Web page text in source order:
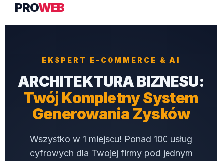
PROWEB
EKSPERT E-COMMERCE & AI
ARCHITEKTURA BIZNESU:
Twój Kompletny System
Generowania Zysków
Wszystko w 1 miejscu! Ponad 100 usług
cyfrowych dla Twojej firmy pod jednym